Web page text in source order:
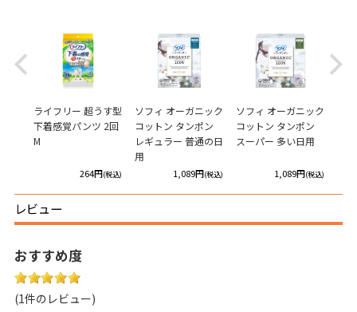
Previous
ライフリー 超うす型
下着感覚パンツ 2回
M
264円(税込)
ソフィ オーガニック
コットン タンポン
レギュラー 普通の日
用
1,089円(税込)
ソフィ オーガニック
コットン タンポン
スーパー 多い日用
1,089円(税込)
Next
レビュー
おすすめ度
(1件のレビュー)